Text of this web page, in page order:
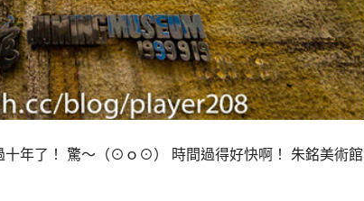
十年了！ 驚～（⊙ｏ⊙） 時間過得好快啊！ 朱銘美術館